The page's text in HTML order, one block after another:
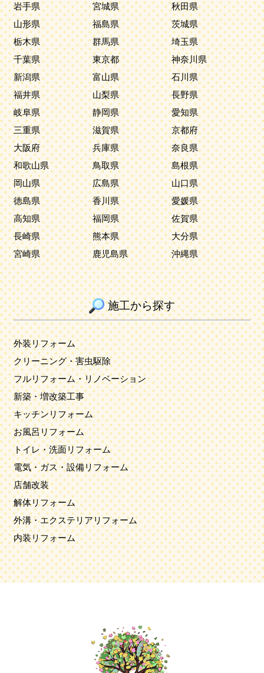
岩手県
宮城県
秋田県
山形県
福島県
茨城県
栃木県
群馬県
埼玉県
千葉県
東京都
神奈川県
新潟県
富山県
石川県
福井県
山梨県
長野県
岐阜県
静岡県
愛知県
三重県
滋賀県
京都府
大阪府
兵庫県
奈良県
和歌山県
鳥取県
島根県
岡山県
広島県
山口県
徳島県
香川県
愛媛県
高知県
福岡県
佐賀県
長崎県
熊本県
大分県
宮崎県
鹿児島県 沖縄県
施工から探す
外装リフォーム
クリーニング・害虫駆除
フルリフォーム・リノベーション
新築・増改築工事
キッチンリフォーム
お風呂リフォーム
トイレ・洗面リフォーム
電気・ガス・設備リフォーム
店舗改装
解体リフォーム
外溝・エクステリアリフォーム
内装リフォーム